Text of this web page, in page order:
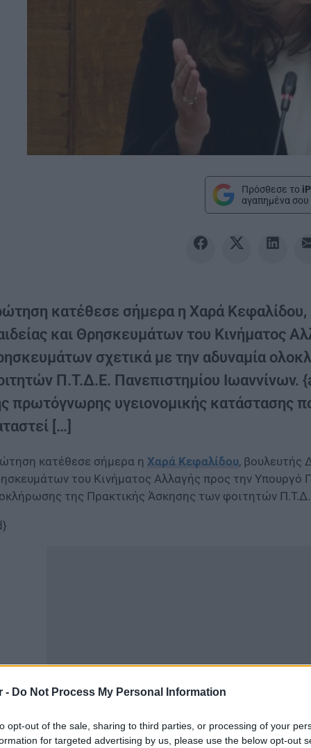
- Do Not Process My Personal Information
opt-out of the sale, sharing to third parties, or processing of your
for targeted advertising by us, please use the below opt-out
Πρόσθεσε το
αγαπημένα σου
κατέθεσε σήμερα η Χαρά
και Θρησκευμάτων του Κινήματος
σχετικά με την αδυναμία
Π.Τ.Δ.Ε. Πανεπιστημίου Ιωαννίνων.
πρωτόγνωρης υγειονομικής κατάστασης
[…]
κατέθεσε σήμερα η Χαρά Κεφαλίδου, βουλευτής
του Κινήματος Αλλαγής προς την Υπουργό
της Πρακτικής Άσκησης των φοιτητών
της πανδημίας του covid-19 και της πρωτόγνωρης